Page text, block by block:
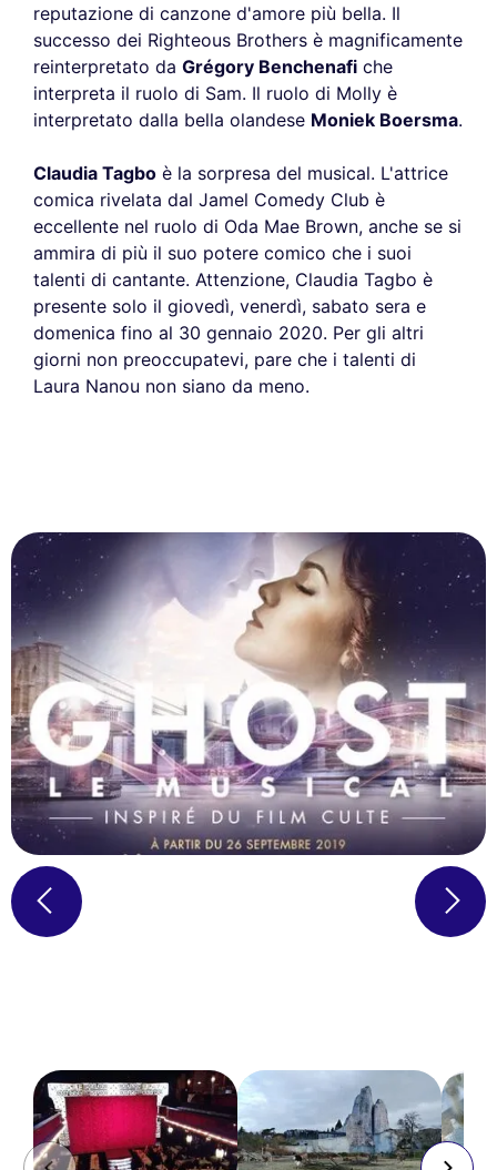
reputazione di canzone d'amore più bella. Il
successo dei Righteous Brothers è magnificamente
reinterpretato da Grégory Benchenafi che
interpreta il ruolo di Sam. Il ruolo di Molly è
interpretato dalla bella olandese Moniek Boersma.
Claudia Tagbo è la sorpresa del musical. L'attrice
comica rivelata dal Jamel Comedy Club è
eccellente nel ruolo di Oda Mae Brown, anche se si
ammira di più il suo potere comico che i suoi
talenti di cantante. Attenzione, Claudia Tagbo è
presente solo il giovedì, venerdì, sabato sera e
domenica fino al 30 gennaio 2020. Per gli altri
giorni non preoccupatevi, pare che i talenti di
Laura Nanou non siano da meno.